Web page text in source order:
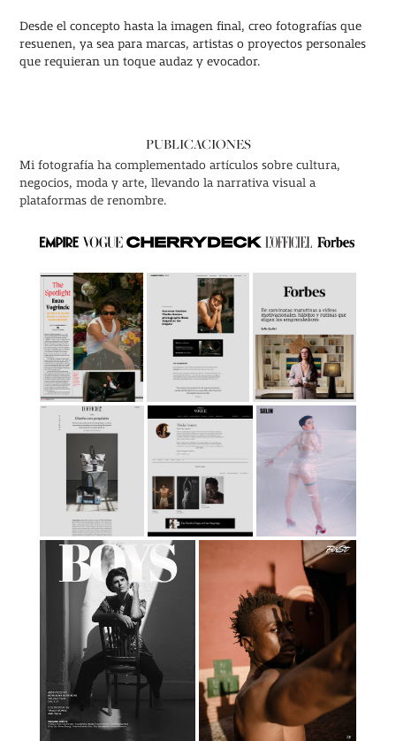
Desde el concepto hasta la imagen final, creo fotografías que
resuenen, ya sea para marcas, artistas o proyectos personales
que requieran un toque audaz y evocador.
PUBLICACIONES
Mi fotografía ha complementado artículos sobre cultura,
negocios, moda y arte, llevando la narrativa visual a
plataformas de renombre.